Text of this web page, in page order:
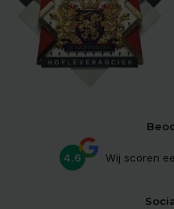
4.6 Wij scoren